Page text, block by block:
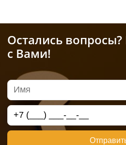
Остались
с Вами!